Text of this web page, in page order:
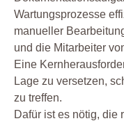
Wartungsprozesse
manueller
und die Mitarbeiter
Eine
Lage zu versetzen,
zu treffen.
Dafür ist es nötig, die